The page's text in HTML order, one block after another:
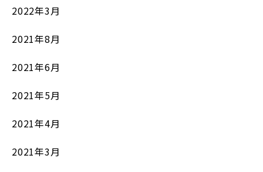
2022年3月
2021年8月
2021年6月
2021年5月
2021年4月
2021年3月